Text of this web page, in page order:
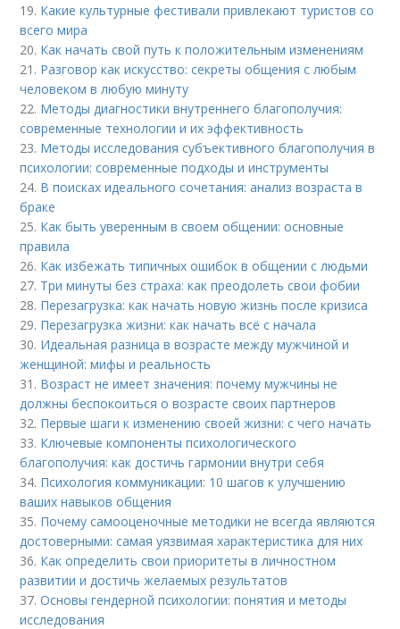
19. Какие культурные фестивали привлекают туристов со
всего мира
20. Как начать свой путь к положительным изменениям
21. Разговор как искусство: секреты общения с любым
человеком в любую минуту
22. Методы диагностики внутреннего благополучия:
современные технологии и их эффективность
23. Методы исследования субъективного благополучия в
психологии: современные подходы и инструменты
24. В поисках идеального сочетания: анализ возраста в
браке
25. Как быть уверенным в своем общении: основные
правила
26. Как избежать типичных ошибок в общении с людьми
27. Три минуты без страха: как преодолеть свои фобии
28. Перезагрузка: как начать новую жизнь после кризиса
29. Перезагрузка жизни: как начать всё с начала
30. Идеальная разница в возрасте между мужчиной и
женщиной: мифы и реальность
31. Возраст не имеет значения: почему мужчины не
должны беспокоиться о возрасте своих партнеров
32. Первые шаги к изменению своей жизни: с чего начать
33. Ключевые компоненты психологического
благополучия: как достичь гармонии внутри себя
34. Психология коммуникации: 10 шагов к улучшению
ваших навыков общения
35. Почему самооценочные методики не всегда являются
достоверными: самая уязвимая характеристика для них
36. Как определить свои приоритеты в личностном
развитии и достичь желаемых результатов
37.Основы гендерной психологии: понятия и методы
исследования